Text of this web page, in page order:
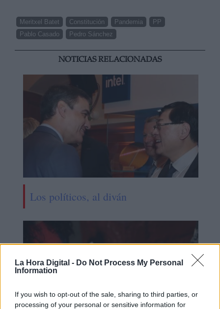
La Hora Digital - Do Not Process My Personal
Information
If you wish to opt-out of the sale, sharing to third parties, or
processing of your personal or sensitive information for
Meritxel Batet Constitución Pandemia
PP
Pablo Casado
Pedro Sánchez
NOTICIAS RELACIONADAS
Los políticos, al diván